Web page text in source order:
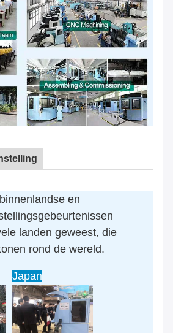
en
landen geweest, die
rond de wereld.
Japan